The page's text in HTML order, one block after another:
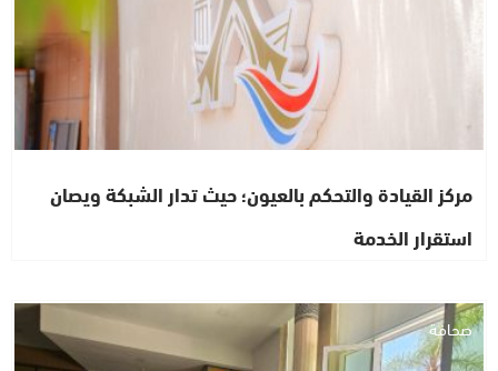
مركز القيادة والتحكم بالعيون؛ حيث تدار الشبكة ويصان
استقرار الخدمة
صحافة